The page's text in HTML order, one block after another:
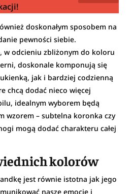
doskonałym sposobem na
pewności siebie.
w odcieniu zbliżonym do koloru
doskonale komponują się
jak i bardziej codzienną
chcą dodać nieco więcej
idealnym wyborem będą
wzorem – subtelna koronka czy
mogą dodać charakteru całej
kolorów
jest równie istotna jak jego
nasze emocje i